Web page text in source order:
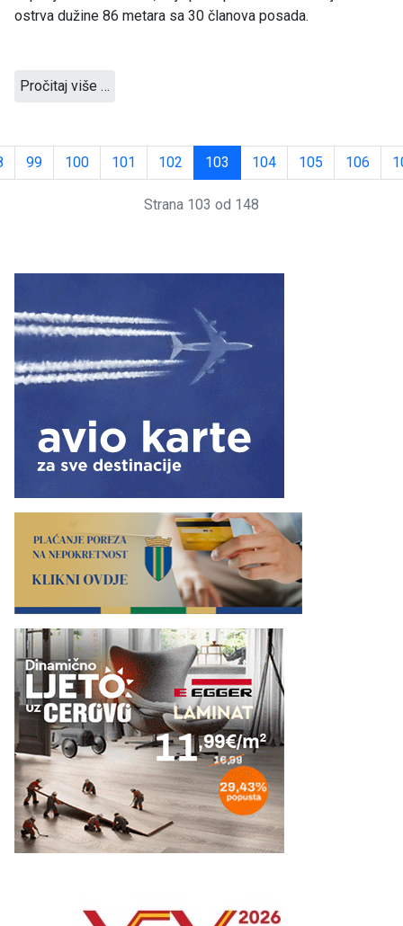
ostrva dužine 86 metara sa 30 članova posada.
Pročitaj više …
99 100 101 102 103 104 105 106
Strana 103 od 148